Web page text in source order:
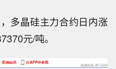
多晶硅主力合约日内涨
元/吨。